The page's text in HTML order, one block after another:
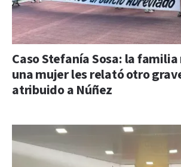
Caso Stefanía Sosa: la
una mujer les relató otro
atribuido a Núñez